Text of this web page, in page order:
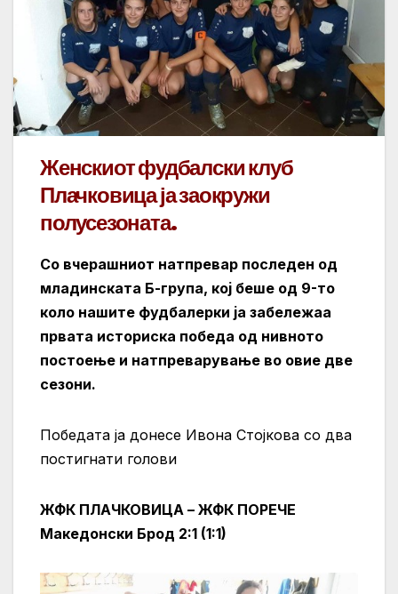
Женскиот фудбалски клуб
Плачковица ја заокружи
полусезоната.
Со вчерашниот натпревар последен од
младинската Б-група, кој беше од 9-то
коло нашите фудбалерки ја забележаа
првата историска победа од нивното
постоење и натпреварување во овие две
сезони.
Победата ја донесе Ивона Стојкова со два
постигнати голови
ЖФК ПЛАЧКОВИЦА – ЖФК ПОРЕЧЕ
Македонски Брод 2:1 (1:1)